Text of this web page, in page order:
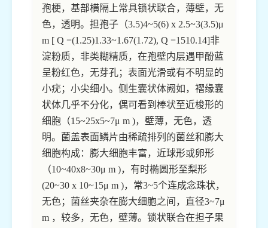
孢梗，基部横隔上常具锁状联合，薄壁，无
色，透明。担孢子（3.5)4~5(6) x 2.5~3(3.5)μ
m [ Q =(1.25)1.33~1.67(1.72), Q =1510.14]非
淀粉质，非类糊精质，在孢壁内层遇甲酚蓝
呈粉红色，无芽孔；表面光滑或有不明显的
小疣；小尖细小。侧生囊状体阙如，褶缘囊
状体几乎不分化，偶可看到棒状至近梭形的
细胞（15~25x5~7μ m )，壁薄，无色，透
明。菌盖表面鳞片由稀疏排列的菌丝和膨大
细胞构成：膨大细胞丰富，近球形或卵形
（10~40x8~30μ m )，有时椭圆形至梨形
(20~30 x 10~15μ m )，常3~5个连成念珠状，
无色；菌丝夹杂在膨大细胞之间，直径3~7μ
m ，较多，无色，壁薄。锁状联合在担子果